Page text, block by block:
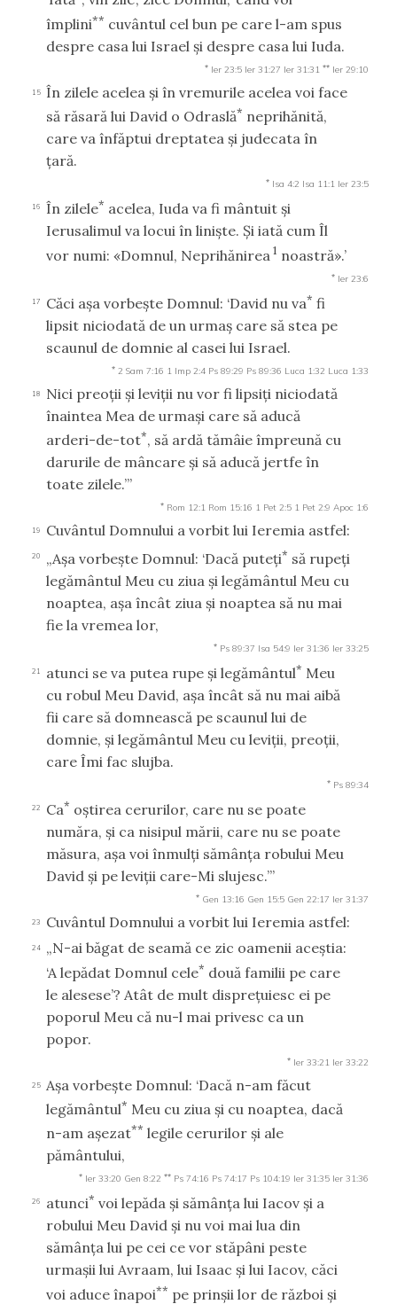
împlini** cuvântul cel bun pe care l-am spus
despre casa lui Israel şi despre casa lui Iuda.
* Ier 23:5 Ier 31:27 Ier 31:31 ** Ier 29:10
15 În zilele acelea şi în vremurile acelea voi face
să răsară lui David o Odraslă* neprihănită,
care va înfăptui dreptatea şi judecata în
ţară.
* Isa 4:2 Isa 11:1 Ier 23:5
16 În zilele* acelea, Iuda va fi mântuit şi
Ierusalimul va locui în linişte. Şi iată cum Îl
vor numi: «Domnul, Neprihănirea 1 noastră».’
* Ier 23:6
17 Căci aşa vorbeşte Domnul: ‘David nu va* fi
lipsit niciodată de un urmaş care să stea pe
scaunul de domnie al casei lui Israel.
* 2 Sam 7:16 1 Imp 2:4 Ps 89:29 Ps 89:36 Luca 1:32 Luca 1:33
18
Nici preoţii şi leviţii nu vor fi lipsiţi niciodată
înaintea Mea de urmaşi care să aducă
arderi-de-tot*, să ardă tămâie împreună cu
darurile de mâncare şi să aducă jertfe în
toate zilele.’”
* Rom 12:1 Rom 15:16 1 Pet 2:5 1 Pet 2:9 Apoc 1:6
19 Cuvântul Domnului a vorbit lui Ieremia astfel:
20 „Aşa vorbeşte Domnul: ‘Dacă puteţi* să rupeţi
legământul Meu cu ziua şi legământul Meu cu
noaptea, aşa încât ziua şi noaptea să nu mai
fie la vremea lor,
* Ps 89:37 Isa 54:9 Ier 31:36 Ier 33:25
21 atunci se va putea rupe şi legământul* Meu
cu robul Meu David, aşa încât să nu mai aibă
fii care să domnească pe scaunul lui de
domnie, şi legământul Meu cu leviţii, preoţii,
care Îmi fac slujba.
* Ps 89:34
22 Ca* oştirea cerurilor, care nu se poate
număra, şi ca nisipul mării, care nu se poate
măsura, aşa voi înmulţi sămânţa robului Meu
David şi pe leviţii care-Mi slujesc.’”
* Gen 13:16 Gen 15:5 Gen 22:17 Ier 31:37
23 Cuvântul Domnului a vorbit lui Ieremia astfel:
24
„N-ai băgat de seamă ce zic oamenii aceştia:
‘A lepădat Domnul cele* două familii pe care
le alesese’? Atât de mult dispreţuiesc ei pe
poporul Meu că nu-l mai privesc ca un
popor.
* Ier 33:21 Ier 33:22
25
Aşa vorbeşte Domnul: ‘Dacă n-am făcut
legământul* Meu cu ziua şi cu noaptea, dacă
n-am aşezat** legile cerurilor şi ale
pământului,
* Ier 33:20 Gen 8:22 ** Ps 74:16 Ps 74:17 Ps 104:19 Ier 31:35 Ier 31:36
26 atunci* voi lepăda şi sămânţa lui Iacov şi a
robului Meu David şi nu voi mai lua din
sămânţa lui pe cei ce vor stăpâni peste
urmaşii lui Avraam, lui Isaac şi lui Iacov, căci
voi aduce înapoi** pe prinşii lor de război şi